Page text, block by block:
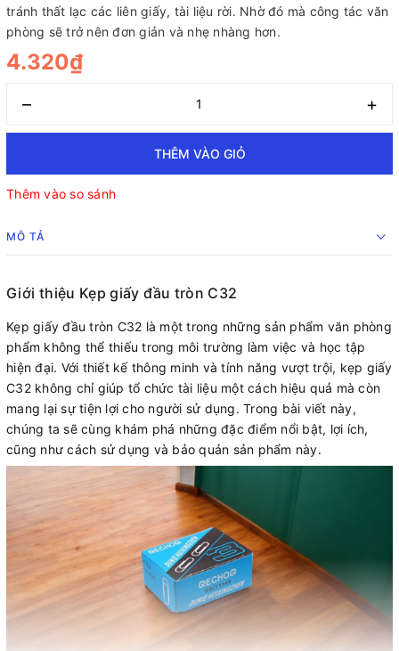
tránh thất lạc các liên giấy, tài liệu rời. Nhờ đó mà công tác văn
phòng sẽ trở nên đơn giản và nhẹ nhàng hơn.
4.320₫
– +
THÊM VÀO GIỎ
Thêm vào so sánh
MÔ TẢ
Giới thiệu Kẹp giấy đầu tròn C32
Kẹp giấy đầu tròn C32 là một trong những sản phẩm văn phòng
phẩm không thể thiếu trong môi trường làm việc và học tập
hiện đại. Với thiết kế thông minh và tính năng vượt trội, kẹp giấy
C32 không chỉ giúp tổ chức tài liệu một cách hiệu quả mà còn
mang lại sự tiện lợi cho người sử dụng. Trong bài viết này,
chúng ta sẽ cùng khám phá những đặc điểm nổi bật, lợi ích,
cũng như cách sử dụng và bảo quản sản phẩm này.